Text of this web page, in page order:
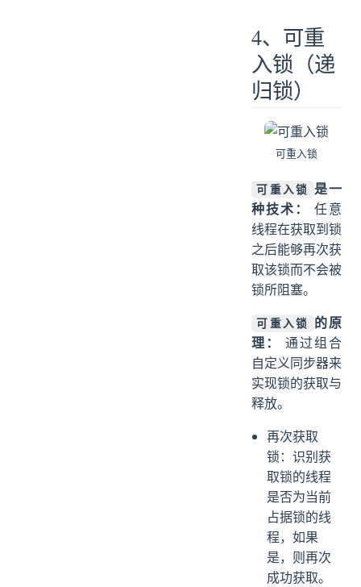
4、可重
入锁（递
归锁）
可重入锁
可重入锁
是一
种技术：
任意
线程在获取到锁
之后能够再次获
取该锁而不会被
锁所阻塞。
可重入锁
的原
理：
通过组合
自定义同步器来
实现锁的获取与
释放。
再次获取
锁：识别获
取锁的线程
是否为当前
占据锁的线
程，如果
是，则再次
成功获取。